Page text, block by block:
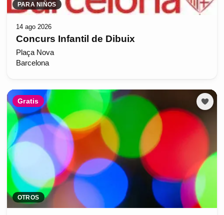
PARA NIÑOS
14 ago 2026
Concurs Infantil de Dibuix
Plaça Nova
Barcelona
Gratis
OTROS